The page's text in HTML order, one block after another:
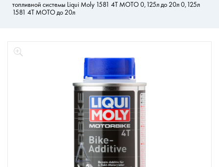
топливной системы Liqui Moly 1581 4Т МОТО 0,125л до 20л 0,125л
1581 4Т МОТО до 20л